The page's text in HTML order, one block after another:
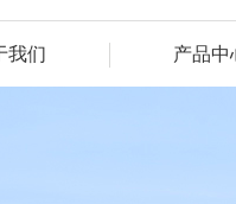
我们 产品中